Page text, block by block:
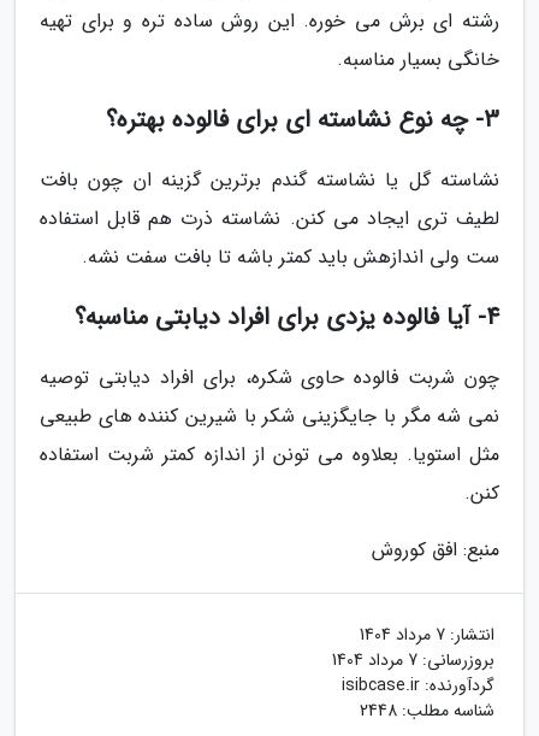
رشته ای برش می خوره. این روش ساده تره و برای تهیه
خانگی بسیار مناسبه.
3- چه نوع نشاسته ای برای فالوده بهتره؟
نشاسته گل یا نشاسته گندم برترین گزینه ان چون بافت
لطیف تری ایجاد می کنن. نشاسته ذرت هم قابل استفاده
ست ولی اندازهش باید کمتر باشه تا بافت سفت نشه.
4- آیا فالوده یزدی برای افراد دیابتی مناسبه؟
چون شربت فالوده حاوی شکره، برای افراد دیابتی توصیه
نمی شه مگر با جایگزینی شکر با شیرین کننده های طبیعی
مثل استویا. بعلاوه می تونن از اندازه کمتر شربت استفاده
کنن.
منبع: افق کوروش
انتشار: 7 مرداد 1404
بروزرسانی: 7 مرداد 1404
گردآورنده: isibcase.ir
شناسه مطلب: 2448